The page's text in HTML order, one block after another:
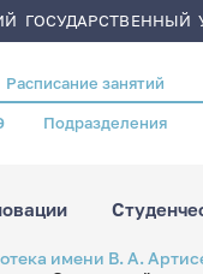
Расписание занятий
Подразделения
имени В. А.